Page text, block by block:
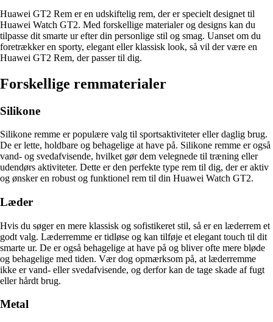
Huawei GT2 Rem er en udskiftelig rem, der er specielt designet til
Huawei Watch GT2. Med forskellige materialer og designs kan du
tilpasse dit smarte ur efter din personlige stil og smag. Uanset om du
foretrækker en sporty, elegant eller klassisk look, så vil der være en
Huawei GT2 Rem, der passer til dig.
Forskellige remmaterialer
Silikone
Silikone remme er populære valg til sportsaktiviteter eller daglig brug.
De er lette, holdbare og behagelige at have på. Silikone remme er også
vand- og svedafvisende, hvilket gør dem velegnede til træning eller
udendørs aktiviteter. Dette er den perfekte type rem til dig, der er aktiv
og ønsker en robust og funktionel rem til din Huawei Watch GT2.
Læder
Hvis du søger en mere klassisk og sofistikeret stil, så er en læderrem et
godt valg. Læderremme er tidløse og kan tilføje et elegant touch til dit
smarte ur. De er også behagelige at have på og bliver ofte mere bløde
og behagelige med tiden. Vær dog opmærksom på, at læderremme
ikke er vand- eller svedafvisende, og derfor kan de tage skade af fugt
eller hårdt brug.
Metal